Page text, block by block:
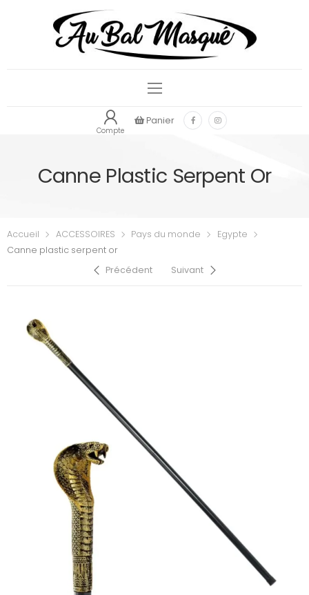
Compte
Panier
Canne Plastic Serpent Or
Accueil ACCESSOIRES Pays du monde
Egypte
Canne plastic serpent or
Précédent
Suivant